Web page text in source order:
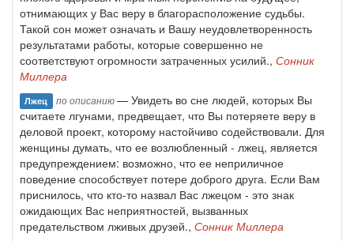
отнимающих у Вас веру в благорасположение судьбы.
Такой сон может означать и Вашу неудовлетворенность
результатами работы, которые совершенно не
соответствуют огромности затраченных усилий., Сонник
Миллера
Лжец по описанию— Увидеть во сне людей, которых Вы
считаете лгунами, предвещает, что Вы потеряете веру в
деловой проект, которому настойчиво содействовали. Для
женщины думать, что ее возлюбленный - лжец, является
предупреждением: возможно, что ее неприличное
поведение способствует потере доброго друга. Если Вам
приснилось, что кто-то назвал Вас лжецом - это знак
ожидающих Вас неприятностей, вызванных
предательством лживых друзей., Сонник Миллера